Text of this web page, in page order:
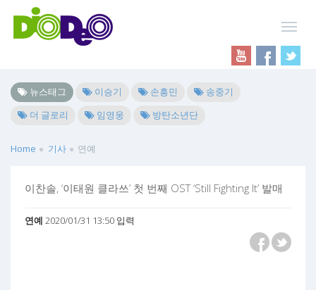
뉴스태그 이승기 손흥민
송중기
더 글로리
임영웅 방탄소년단
Home 기사 연예
이찬솔, ‘이태원 클라쓰’ 첫 번째 OST ‘Still Fighting It’ 발매
연예 2020/01/31 13:50 입력